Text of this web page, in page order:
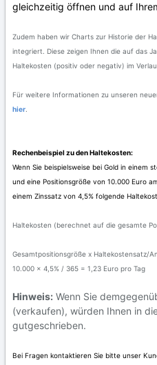
gleichzeitig öffnen und auf
Zudem haben wir Charts zur Historie der
integriert. Diese zeigen Ihnen die auf das
Haltekosten (positiv oder negativ) im
Für weitere Informationen zu unseren
hier
Rechenbeispiel zu den Haltekosten:
Wenn Sie beispielsweise bei Gold in einem
und eine Positionsgröße von 10.000 Euro
einem Zinssatz von 4,5% folgende
Haltekosten (berechnet auf die gesamte
Gesamtpositionsgröße x Haltekostensatz/
10.000 x 4,5% / 365 = 1,23 Euro pro Tag
Hinweis: Wenn Sie
(verkaufen), würden Ihnen in
gutgeschrieben.
Bei Fragen kontaktieren Sie bitte unser